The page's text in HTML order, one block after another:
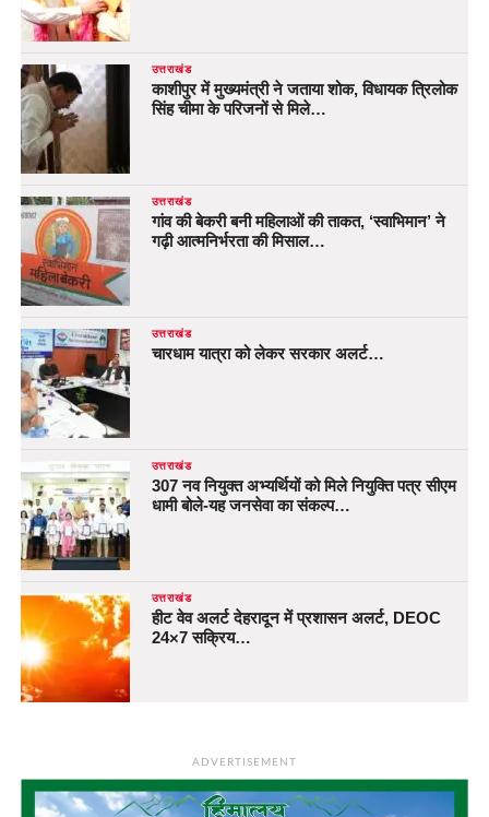
उत्तराखंड
काशीपुर में मुख्यमंत्री ने जताया शोक, विधायक त्रिलोक
सिंह चीमा के परिजनों से मिले…
उत्तराखंड
गांव की बेकरी बनी महिलाओं की ताकत, ‘स्वाभिमान’ ने
गढ़ी आत्मनिर्भरता की मिसाल…
उत्तराखंड
चारधाम यात्रा को लेकर सरकार अलर्ट…
उत्तराखंड
307 नव नियुक्त अभ्यर्थियों को मिले नियुक्ति पत्र सीएम
धामी बोले-यह जनसेवा का संकल्प…
उत्तराखंड
हीट वेव अलर्ट देहरादून में प्रशासन अलर्ट, DEOC
24×7 सक्रिय…
ADVERTISEMENT